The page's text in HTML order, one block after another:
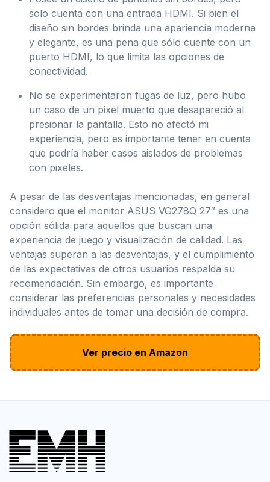
solo cuenta con una entrada HDMI. Si bien el
diseño sin bordes brinda una apariencia moderna
y elegante, es una pena que sólo cuente con un
puerto HDMI, lo que limita las opciones de
conectividad.
No se experimentaron fugas de luz, pero hubo
un caso de un pixel muerto que desapareció al
presionar la pantalla. Esto no afectó mi
experiencia, pero es importante tener en cuenta
que podría haber casos aislados de problemas
con pixeles.
A pesar de las desventajas mencionadas, en general
considero que el monitor ASUS VG278Q 27″ es una
opción sólida para aquellos que buscan una
experiencia de juego y visualización de calidad. Las
ventajas superan a las desventajas, y el cumplimiento
de las expectativas de otros usuarios respalda su
recomendación. Sin embargo, es importante
considerar las preferencias personales y necesidades
individuales antes de tomar una decisión de compra.
Ver precio en Amazon